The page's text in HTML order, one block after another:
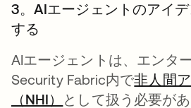
3。AIエージェントのアイ
する
AIエージェントは、エンタ
Security Fabric内で非人間
（NHI）
として扱う必要が